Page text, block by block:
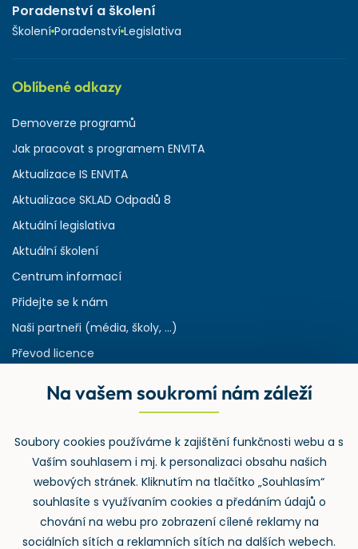
Poradenství a školení
Školení Poradenství Legislativa
Oblíbené odkazy
Demoverze programů
Jak pracovat s programem ENVITA
Aktualizace IS ENVITA
Aktualizace SKLAD Odpadů 8
Aktuální legislativa
Aktuální školení
Centrum informací
Přidejte se k nám
Naši partneři (média, školy, ...)
Převod licence
Rejstřík používaných zkratek v odpadech
Zpětný odběr
Na vašem soukromí nám záleží
Soubory cookies používáme k zajištění funkčnosti webu a s
Vaším souhlasem i mj. k personalizaci obsahu našich
webových stránek. Kliknutím na tlačítko „Souhlasím“
souhlasíte s využívaním cookies a předáním údajů o
chování na webu pro zobrazení cílené reklamy na
sociálních sítích a reklamních sítích na dalších webech.